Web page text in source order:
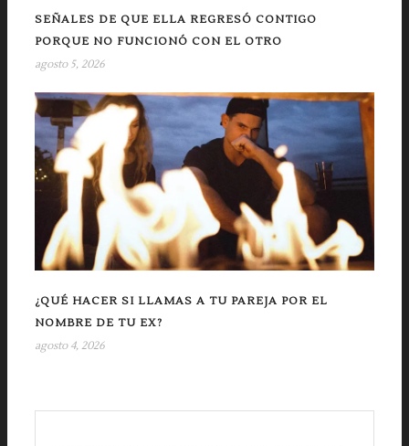
SEÑALES DE QUE ELLA REGRESÓ CONTIGO
PORQUE NO FUNCIONÓ CON EL OTRO
agosto 5, 2026
¿QUÉ HACER SI LLAMAS A TU PAREJA POR EL
NOMBRE DE TU EX?
agosto 4, 2026